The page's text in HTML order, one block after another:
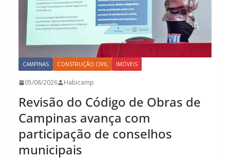
CAMPINAS CONSTRUÇÃO CIVIL IMÓVEIS
05/08/2026 Habicamp
Revisão do Código de Obras de
Campinas avança com
participação de conselhos
municipais